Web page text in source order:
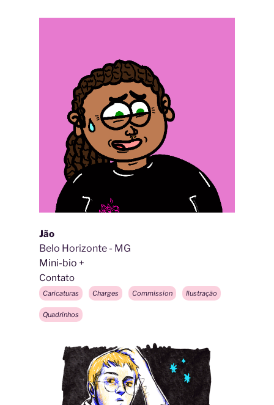
Jão
Belo Horizonte - MG
Mini-bio
Contato
Caricaturas Charges Commission Ilustração
Quadrinhos